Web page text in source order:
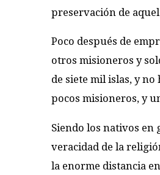
preservación de
Poco después de
otros misioneros y
de siete mil islas, y
pocos misioneros, y
Siendo los nativos en
veracidad de la
la enorme distancia